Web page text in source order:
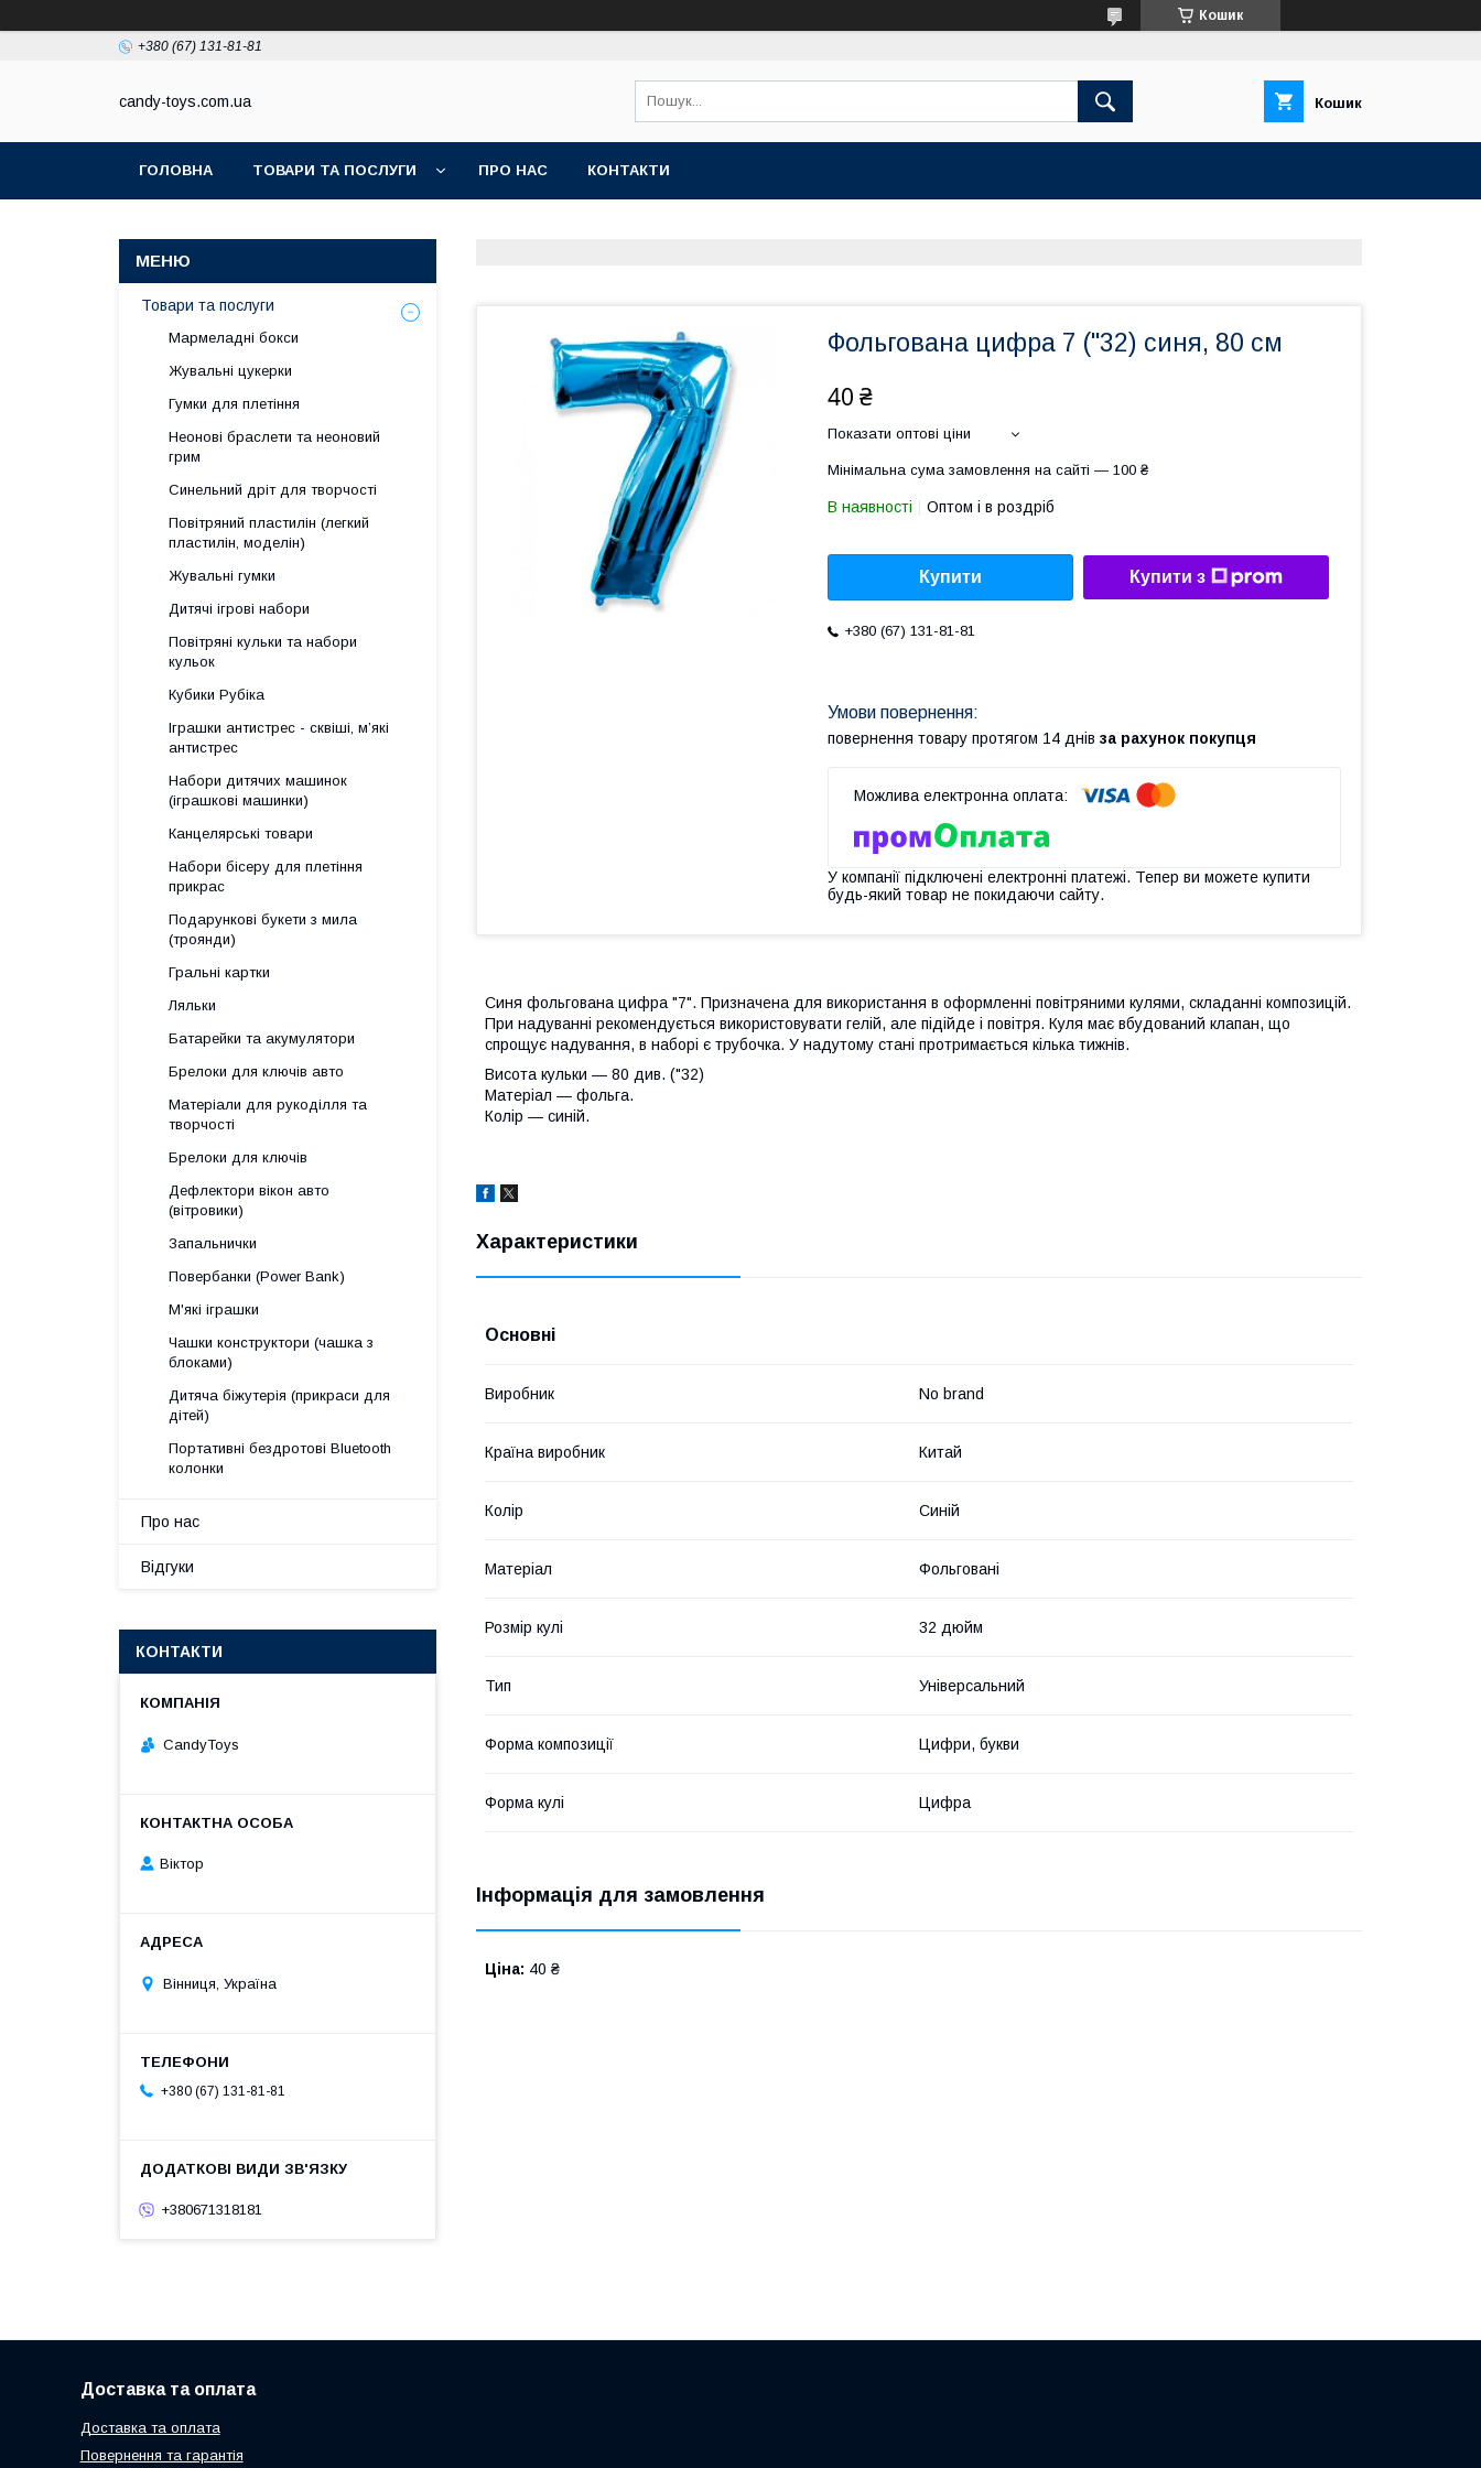
Кошик
+380 (67) 131-81-81
candy-toys.com.ua Кошик
ГОЛОВНА ТОВАРИ ТА ПОСЛУГИ ПРО НАС КОНТАКТИ
Фольгована цифра 7 ("32) синя, 80 см
40 ₴
Показати оптові ціни
Мінімальна сума замовлення на сайті — 100 ₴
В наявності Оптом і в роздріб
Купити Купити з
+380 (67) 131-81-81
повернення товару протягом 14 днів за рахунок покупця
У компанії підключені електронні платежі. Тепер ви можете купити
будь-який товар не покидаючи сайту.
Синя фольгована цифра "7". Призначена для використання в оформленні повітряними кулями, складанні композицій.
При надуванні рекомендується використовувати гелій, але підійде і повітря. Куля має вбудований клапан, що
спрощує надування, в наборі є трубочка. У надутому стані протримається кілька тижнів.
Висота кульки ― 80 див. ("32)
Матеріал ― фольга.
Колір ― синій.
Характеристики
Основні
Виробник No brand
Країна виробник Китай
Колір Синій
Матеріал Фольговані
Розмір кулі 32 дюйм
Тип Універсальний
Форма композиції Цифри, букви
Форма кулі Цифра
Інформація для замовлення
Ціна: 40 ₴
Товари та послуги
Мармеладні бокси
Жувальні цукерки
Гумки для плетіння
Неонові браслети та неоновий
грим
Синельний дріт для творчості
Повітряний пластилін (легкий
пластилін, моделін)
Жувальні гумки
Дитячі ігрові набори
Повітряні кульки та набори
кульок
Кубики Рубіка
Іграшки антистрес - сквіші, м’які
антистрес
Набори дитячих машинок
(іграшкові машинки)
Канцелярські товари
Набори бісеру для плетіння
прикрас
Подарункові букети з мила
(троянди)
Гральні картки
Ляльки
Батарейки та акумулятори
Брелоки для ключів авто
Матеріали для рукоділля та
творчості
Брелоки для ключів
Дефлектори вікон авто
(вітровики)
Запальнички
Повербанки (Power Bank)
М'які іграшки
Чашки конструктори (чашка з
блоками)
Дитяча біжутерія (прикраси для
дітей)
Портативні бездротові Bluetooth
колонки
Про нас
Відгуки
КОНТАКТИ
CandyToys
Віктор
Вінниця, Україна
+380 (67) 131-81-81
+380671318181
Доставка та оплата
Доставка та оплата
Повернення та гарантія